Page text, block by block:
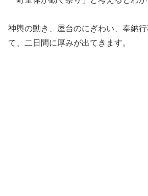
神輿の動き、屋台のにぎわい、奉納
て、二日間に厚みが出てきます。